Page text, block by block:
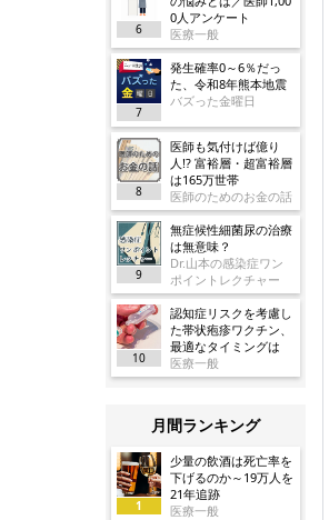
6
0人アンケート
医療一般
7
発生確率0～6％だっ
た、令和8年熊本地震
バズった金曜日
8
医師も気付けば億り
人!? 富裕層・超富裕層
は165万世帯
医師のためのお金の話
9
無症候性細菌尿の治療
は無意味？
Dr.山本の感染症ワン
ポイントレクチャー
10
認知症リスクを考慮し
た帯状疱疹ワクチン、
最適なタイミングは
医療一般
月間ランキング
1
少量の飲酒は死亡率を
下げるのか～19万人を
21年追跡
医療一般